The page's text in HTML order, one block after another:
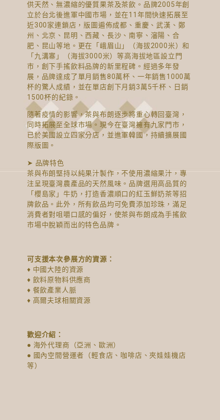
供天然、無濃縮的優質果茶及茶飲。品牌2005年創
立於台北後進軍中國市場，並在11年間快速拓展至
近300家連鎖店，版圖遍佈成都、重慶、武漢、鄭
州、北京、昆明、西藏、長沙、南寧、瀋陽、合
肥、昆山等地。更在「峨眉山」（海拔2000米）和
「九溝寨」（海拔3000米）等高海拔地區設立門
市，創下手搖飲料品牌的新里程碑。經過多年發
展，品牌達成了單月銷售80萬杯、一年銷售1000萬
杯的驚人成績，並在單店創下月銷3萬5千杯、日銷
1500杯的紀錄。
隨著疫情的影響，茶與布朗逐步將重心轉回臺灣，
同時拓展至全球市場。現今在臺灣擁有九家門市，
已於美國設立四家分店，並進軍韓國，持續擴展國
際版圖。
➤ 品牌特色
茶與布朗堅持以純果汁製作，不使用濃縮果汁，專
注呈現臺灣農產品的天然風味。品牌選用高品質的
「櫻島家」牛奶，打造香濃順口的紅玉鮮奶茶等招
牌飲品。此外，所有飲品均可免費添加珍珠，滿足
消費者對咀嚼口感的偏好，使茶與布朗成為手搖飲
市場中脫穎而出的特色品牌。
可支援本次參展方的資源：
♦ 中國大陸的資源
♦ 飲料原物料供應商
♦ 餐飲產業人脈
♦ 高爾夫球相關資源
歡迎介紹：
● 海外代理商（亞洲、歐洲）
● 國內空間營運者（輕食店、咖啡店、夾娃娃機店
等）